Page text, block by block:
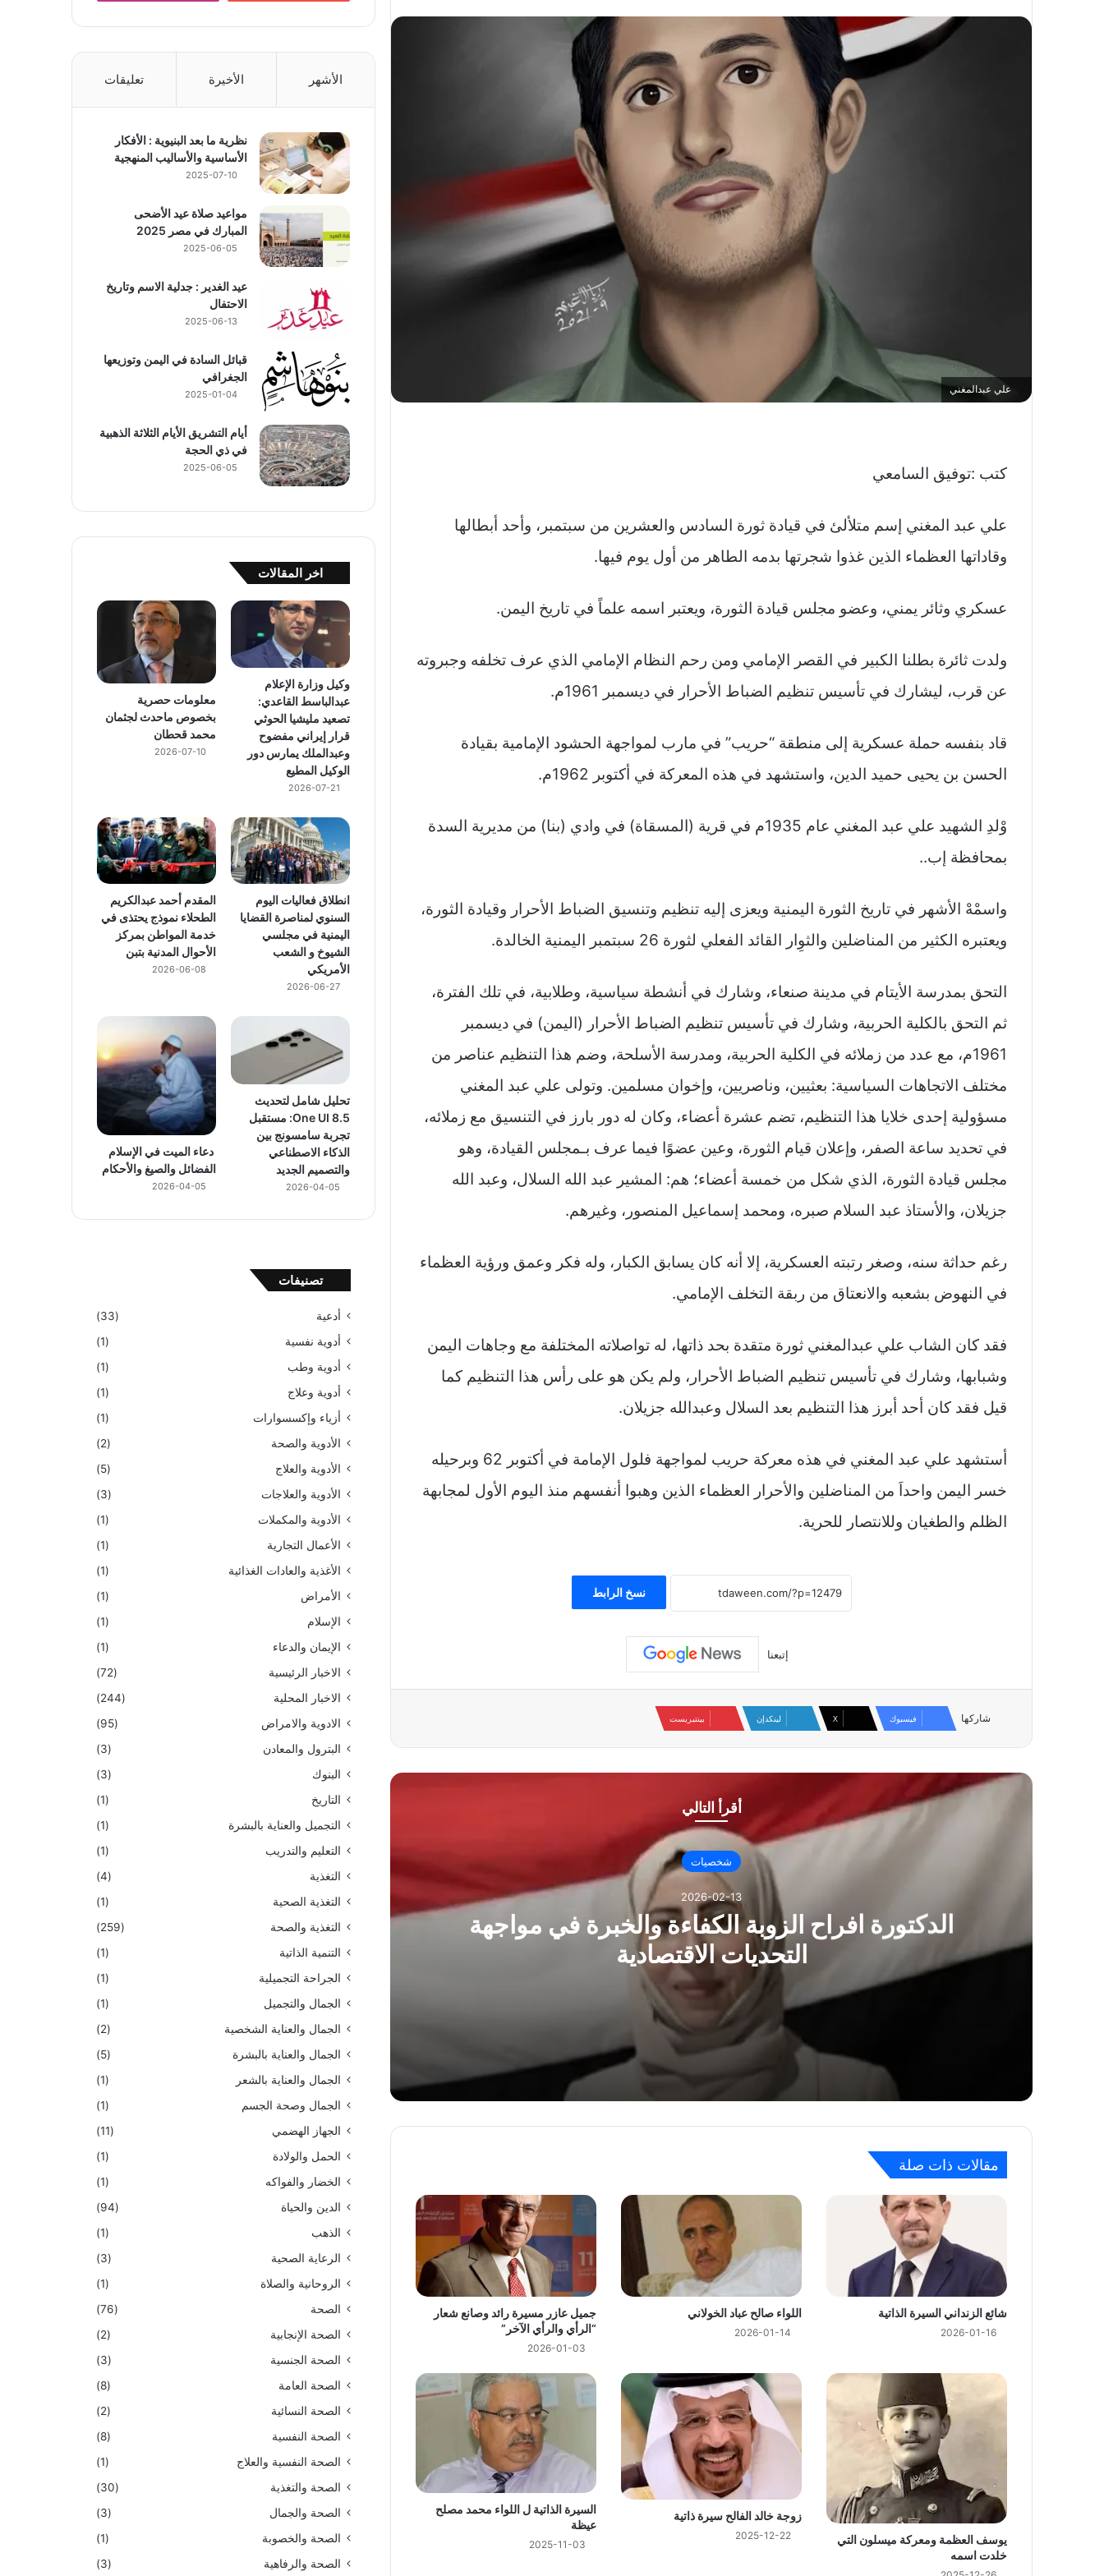
X
علي عبدالمغني
كتب :توفيق السامعي
علي عبد المغني إسم متلألئ في قيادة ثورة السادس والعشرين من سبتمبر، وأحد أبطالها
وقاداتها العظماء الذين غذوا شجرتها بدمه الطاهر من أول يوم فيها.
عسكري وثائر يمني، وعضو مجلس قيادة الثورة، ويعتبر اسمه علماً في تاريخ اليمن.
ولدت ثائرة بطلنا الكبير في القصر الإمامي ومن رحم النظام الإمامي الذي عرف تخلفه وجبروته
عن قرب، ليشارك في تأسيس تنظيم الضباط الأحرار في ديسمبر 1961م.
قاد بنفسه حملة عسكرية إلى منطقة “حريب” في مارب لمواجهة الحشود الإمامية بقيادة
الحسن بن يحيى حميد الدين، واستشهد في هذه المعركة في أكتوبر 1962م.
وْلدِ الشهيد علي عبد المغني عام 1935م في قرية (المسقاة) في وادي (بنا) من مديرية السدة
بمحافظة إب..
واسمْهْ الأشهر في تاريخ الثورة اليمنية ويعزى إليه تنظيم وتنسيق الضباط الأحرار وقيادة الثورة،
ويعتبره الكثير من المناضلين والثوِار القائد الفعلي لثورة 26 سبتمبر اليمنية الخالدة.
التحق بمدرسة الأيتام في مدينة صنعاء، وشارك في أنشطة سياسية، وطلابية، في تلك الفترة،
ثم التحق بالكلية الحربية، وشارك في تأسيس تنظيم الضباط الأحرار (اليمن) في ديسمبر
1961م، مع عدد من زملائه في الكلية الحربية، ومدرسة الأسلحة، وضم هذا التنظيم عناصر من
مختلف الاتجاهات السياسية: بعثيين، وناصريين، وإخوان مسلمين. وتولى علي عبد المغني
مسؤولية إحدى خلايا هذا التنظيم، تضم عشرة أعضاء، وكان له دور بارز في التنسيق مع زملائه،
في تحديد ساعة الصفر، وإعلان قيام الثورة، وعين عضوًا فيما عرف بـمجلس القيادة، وهو
مجلس قيادة الثورة، الذي شكل من خمسة أعضاء؛ هم: المشير عبد الله السلال، وعبد الله
جزيلان، والأستاذ عبد السلام صبره، ومحمد إسماعيل المنصور، وغيرهم.
رغم حداثة سنه، وصغر رتبته العسكرية، إلا أنه كان يسابق الكبار، وله فكر وعمق ورؤية العظماء
في النهوض بشعبه والانعتاق من ربقة التخلف الإمامي.
فقد كان الشاب علي عبدالمغني ثورة متقدة بحد ذاتها، له تواصلاته المختلفة مع وجاهات اليمن
وشبابها، وشارك في تأسيس تنظيم الضباط الأحرار، ولم يكن هو على رأس هذا التنظيم كما
قيل فقد كان أحد أبرز هذا التنظيم بعد السلال وعبدالله جزيلان.
أستشهد علي عبد المغني في هذه معركة حريب لمواجهة فلول الإمامة في أكتوبر 62 وبرحيله
خسر اليمن واحداَ من المناضلين والأحرار العظماء الذين وهبوا أنفسهم منذ اليوم الأول لمجابهة
الظلم والطغيان وللانتصار للحرية.
نسخ الرابط
إتبعنا
شاركها فيسبوك ‫X لينكدإن بينتيريست
أقرأ التالي
شخصيات
2026-02-13
الدكتورة افراح الزوبة الكفاءة والخبرة في مواجهة
التحديات الاقتصادية
الدكتورة افراح الزوبة الكفاءة والخبرة في مواجهة التحديات الاقتصادية
قاسم محمد بحيبح وزير الصحة العامة والسكان السيرة الذاتية
2026-02-08
وزير حقوق الإنسان مشدل محمد عمر السيرة الذاتية
2026-02-07
القاضي مرشد العرشاني السيرة الذاتية
2026-02-07
الدكتور أمين نعمان القدسي وزير التعليم العالي السيرة الذاتية
2026-02-07
وزير الدفاع في حكومة الزنداني طاهر العقيلي سيرة ذاتية
مقالات ذات صلة
شائع الزنداني السيرة الذاتية
2026-01-16
اللواء صالح عباد الخولاني
2026-01-14
جميل عازر مسيرة رائد وصانع شعار
“الرأي والرأي الآخر”
2026-01-03
يوسف العظمة ومعركة ميسلون التي
خلدت اسمه
زوجة خالد الفالح سيرة ذاتية
2025-12-22
السيرة الذاتية ل اللواء محمد مصلح
عيظة
2025-11-03
الأشهر الأخيرة تعليقات
نظرية ما بعد البنيوية : الأفكار
الأساسية والأساليب المنهجية
2025-07-10
مواعيد صلاة عيد الأضحى
المبارك في مصر 2025
2025-06-05
عيد الغدير : جدلية الاسم وتاريخ
الاحتفال
2025-06-13
قبائل السادة في اليمن وتوزيعها
الجغرافي
2025-01-04
أيام التشريق الأيام الثلاثة الذهبية
في ذي الحجة
2025-06-05
اخر المقالات
وكيل وزارة الإعلام
عبدالباسط القاعدي:
تصعيد مليشيا الحوثي
قرار إيراني مفضوح
وعبدالملك يمارس دور
الوكيل المطيع
2026-07-21
معلومات حصرية
بخصوص ماحدث لجثمان
محمد قحطان
2026-07-10
انطلاق فعاليات اليوم
السنوي لمناصرة القضايا
اليمنية في مجلسي
الشيوخ و الشعب
الأمريكي
2026-06-27
المقدم أحمد عبدالكريم
الطحلاء نموذج يحتذى في
خدمة المواطن بمركز
الأحوال المدنية بتبن
2026-06-08
تحليل شامل لتحديث
One UI 8.5: مستقبل
تجربة سامسونج بين
الذكاء الاصطناعي
والتصميم الجديد
2026-04-05
دعاء الميت في الإسلام
الفضائل والصيغ والأحكام
2026-04-05
تصنيفات
أدعية
(33)
أدوية نفسية
(1)
أدوية وطب
(1)
أدوية وعلاج
(1)
أزياء وإكسسوارات
(1)
الأدوية والصحة
(2)
الأدوية والعلاج
(5)
الأدوية والعلاجات
(3)
الأدوية والمكملات
(1)
الأعمال التجارية
(1)
الأغذية والعادات الغذائية
(1)
الأمراض
(1)
الإسلام
(1)
الإيمان والدعاء
(1)
الاخبار الرئيسية
(72)
الاخبار المحلية
(244)
الادوية والامراض
(95)
البترول والمعادن
(3)
البنوك
(3)
التاريخ
(1)
التجميل والعناية بالبشرة
(1)
التعليم والتدريب
(1)
التغذية
(4)
التغذية الصحية
(1)
التغذية والصحة
(259)
التنمية الذاتية
(1)
الجراحة التجميلية
(1)
الجمال والتجميل
(1)
الجمال والعناية الشخصية
(2)
الجمال والعناية بالبشرة
(5)
الجمال والعناية بالشعر
(1)
الجمال وصحة الجسم
(1)
الجهاز الهضمي
(11)
الحمل والولادة
(1)
الخضار والفواكه
(1)
الدين والحياة
(94)
الذهب
(1)
الرعاية الصحية
(3)
الروحانية والصلاة
(1)
الصحة
(76)
الصحة الإنجابية
(2)
الصحة الجنسية
(3)
الصحة العامة
(8)
الصحة النسائية
(2)
الصحة النفسية
(8)
الصحة النفسية والعلاج
(1)
الصحة والتغذية
(30)
الصحة والجمال
(3)
الصحة والخصوبة
(1)
الصحة والرفاهية
(3)